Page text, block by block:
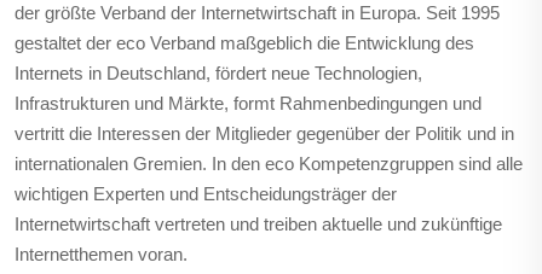
der größte Verband der Internetwirtschaft in Europa. Seit 1995
gestaltet der eco Verband maßgeblich die Entwicklung des
Internets in Deutschland, fördert neue Technologien,
Infrastrukturen und Märkte, formt Rahmenbedingungen und
vertritt die Interessen der Mitglieder gegenüber der Politik und in
internationalen Gremien. In den eco Kompetenzgruppen sind alle
wichtigen Experten und Entscheidungsträger der
Internetwirtschaft vertreten und treiben aktuelle und zukünftige
Internetthemen voran.